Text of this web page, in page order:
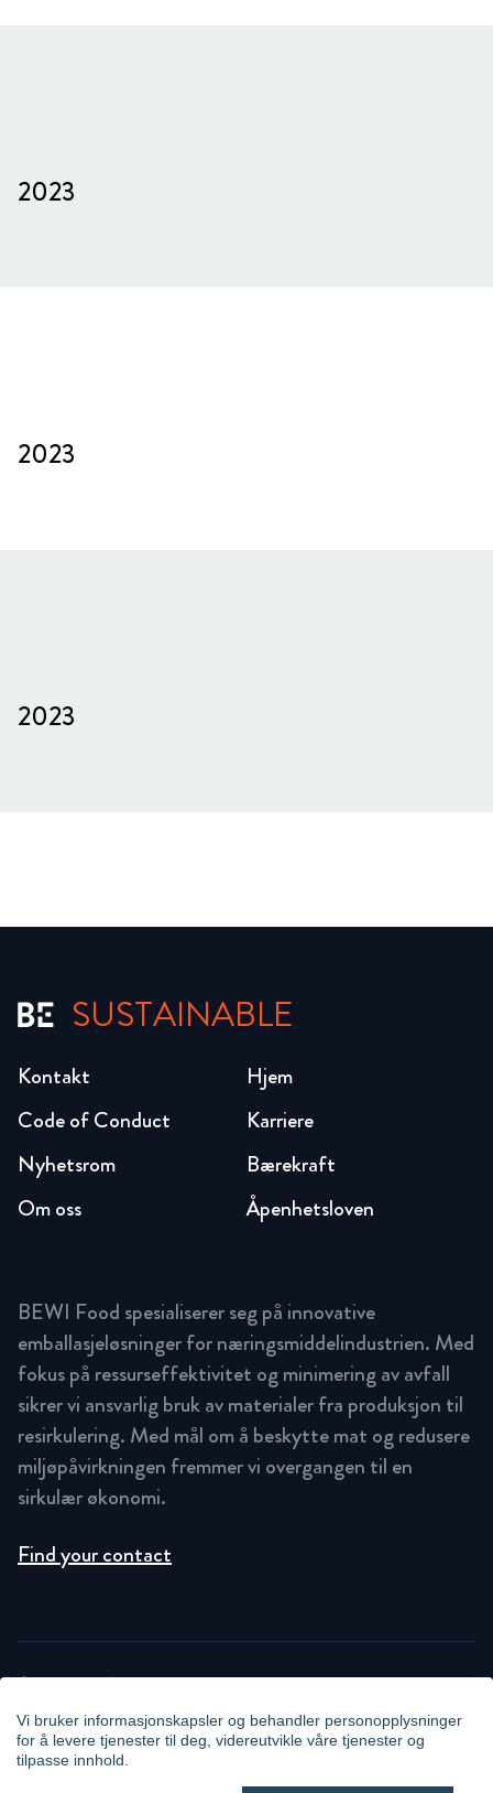
Vi bruker informasjonskapsler og behandler personopplysninger
for å levere tjenester til deg, videreutvikle våre tjenester og
tilpasse innhold.
2023
2023
2023
SUSTAINABLE
Hjem
Karriere
Bærekraft
Åpenhetsloven
Code of Conduct
Nyhetsrom
Om oss
Kontakt
BEWI Food spesialiserer seg på innovative
emballasjeløsninger for næringsmiddelindustrien. Med
fokus på ressurseffektivitet og minimering av avfall
sikrer vi ansvarlig bruk av materialer fra produksjon til
resirkulering. Med mål om å beskytte mat og redusere
miljøpåvirkningen fremmer vi overgangen til en
sirkulær økonomi.
Find your contact
© STOK 2026
PRIVACY POLICY
COOKIE STATEMENT
NEWSLETTER PRIVACY POLICY
VIDEO SURVEILLANCE STATEMENT